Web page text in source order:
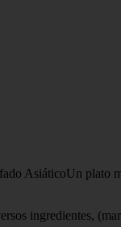
AsiáticoUn
ingredientes,